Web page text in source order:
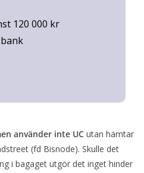
120 000 kr
använder inte UC utan hämtar
(fd Bisnode). Skulle det
i bagaget utgör det inget hinder